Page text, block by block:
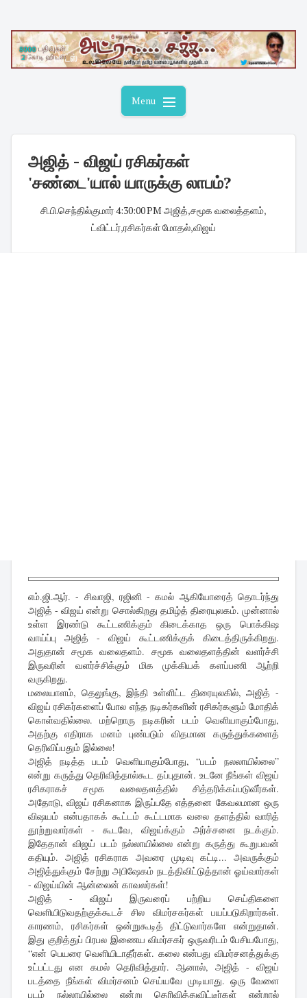
content
Menu
அஜித் - விஜய் ரசிகர்கள்
'சண்டை'யால் யாருக்கு லாபம்?
சி.பி.செந்தில்குமார்4:30:00 PM அஜித்,சமூக வலைத்தளம்,
ட்விட்டர்,ரசிகர்கள் மோதல்,விஜய்
எம்.ஜி.ஆர். - சிவாஜி, ரஜினி - கமல் ஆகியோரைத் தொடர்ந்து
அஜித் - விஜய் என்று சொல்கிறது தமிழ்த் திரையுலகம். முன்னால்
உள்ள இரண்டு கூட்டணிக்கும் கிடைக்காத ஒரு பொக்கிஷ
வாய்ப்பு அஜித் - விஜய் கூட்டணிக்குக் கிடைத்திருக்கிறது.
அதுதான் சமூக வலைதளம். சமூக வலைதளத்தின் வளர்ச்சி
இருவரின் வளர்ச்சிக்கும் மிக முக்கியக் களப்பணி ஆற்றி
வருகிறது.
மலையாளம், தெலுங்கு, இந்தி உள்ளிட்ட திரையுலகில், அஜித் -
விஜய் ரசிகர்களைப் போல எந்த நடிகர்களின் ரசிகர்களும் மோதிக்
கொள்வதில்லை. மற்றொரு நடிகரின் படம் வெளியாகும்போது,
அதற்கு எதிராக மனம் புண்படும் விதமான கருத்துக்களைத்
தெரிவிப்பதும் இல்லை!
அஜித் நடித்த படம் வெளியாகும்போது, “படம் நலலாயில்லை”
என்று கருத்து தெரிவித்தால்கூட தப்புதான். உடனே நீங்கள் விஜய்
ரசிகராகச் சமூக வலைதளத்தில் சித்தரிக்கப்படுவீர்கள்.
அதோடு, விஜய் ரசிகனாக இருப்பதே எத்தனை கேவலமான ஒரு
விஷயம் என்பதாகக் கூட்டம் கூட்டமாக வலை தளத்தில் வாரித்
தூற்றுவார்கள் - கூடவே, விஜய்க்கும் அர்ச்சனை நடக்கும்.
இதேதான் விஜய் படம் நல்லாயில்லை என்று கருத்து கூறுபவன்
கதியும். அஜித் ரசிகராக அவரை முடிவு கட்டி... அவருக்கும்
அஜித்துக்கும் சேற்று அபிஷேகம் நடத்திவிட்டுத்தான் ஓய்வார்கள்
- விஜய்யின் ஆன்லைன் காவலர்கள்!
அஜித் - விஜய் இருவரைப் பற்றிய செய்திகளை
வெளியிடுவதற்குக்கூடச் சில விமர்சகர்கள் பயப்படுகிறார்கள்.
காரணம், ரசிகர்கள் ஒன்றுகூடித் திட்டுவார்களே என்றுதான்.
இது குறித்துப் பிரபல இணைய விமர்சகர் ஒருவரிடம் பேசியபோது,
“என் பெயரை வெளியிடாதீர்கள். கலை என்பது விமர்சனத்துக்கு
உட்பட்டது என கமல் தெரிவித்தார். ஆனால், அஜித் - விஜய்
படத்தை நீங்கள் விமர்சனம் செய்யவே முடியாது. ஒரு வேளை
படம் நல்லாயில்லை என்று தெரிவித்துவிட்டீர்கள் என்றால்